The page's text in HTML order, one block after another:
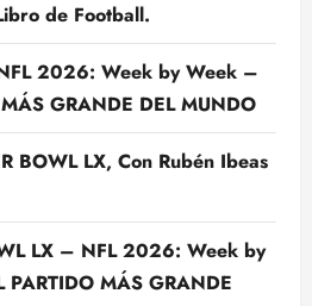
de Football.
2026: Week by Week –
GRANDE DEL MUNDO
BOWL LX, Con Rubén Ibeas
LX – NFL 2026: Week by
MÁS GRANDE